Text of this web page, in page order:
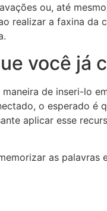
ou, até
realizar a faxina da
você já
de inseri-lo
o esperado é
aplicar esse
as palavras